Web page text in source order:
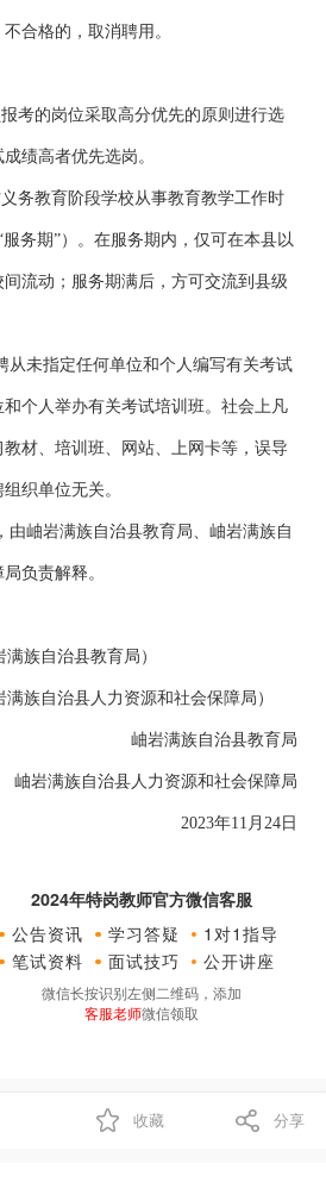
合格的，取消聘用。
考的岗位采取高分优先的原则进行选
绩高者优先选岗。
务教育阶段学校从事教育教学工作时
务期”）。在服务期内，仅可在本县以
流动；服务期满后，方可交流到县级
从未指定任何单位和个人编写有关考试
个人举办有关考试培训班。社会上凡
材、培训班、网站、上网卡等，误导
织单位无关。
由岫岩满族自治县教育局、岫岩满族自
负责解释。
满族自治县教育局）
满族自治县人力资源和社会保障局）
岫岩满族自治县教育局
岫岩满族自治县人力资源和社会保障局
2023年11月24日
2024年特岗教师官方微信客服
公告资讯
学习答疑
1对1指导
笔试资料
面试技巧 公开讲座
微信长按识别左侧二维码，添加
客服老师微信领取
收藏 分享